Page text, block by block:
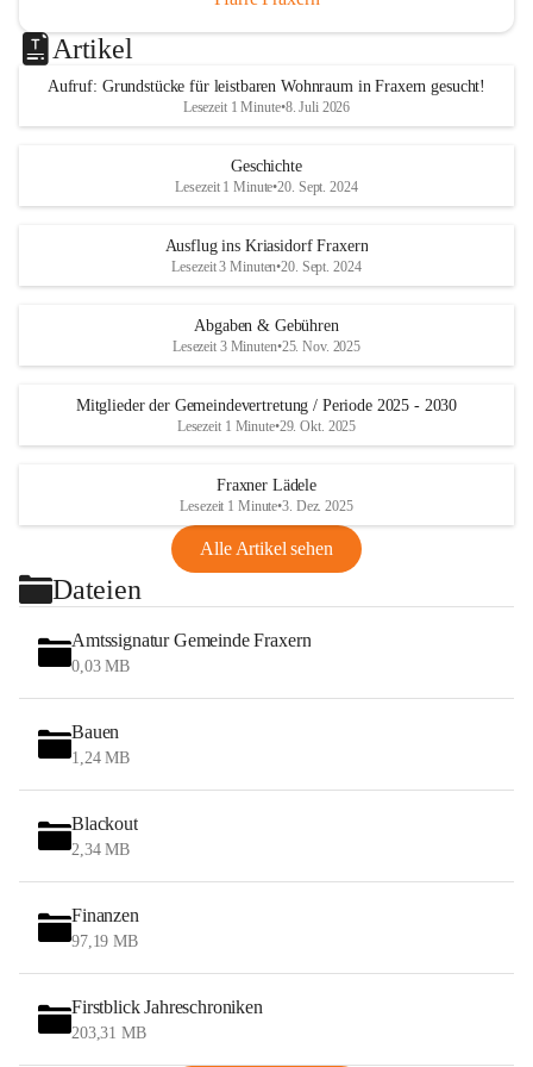
Artikel
Aufruf: Grundstücke für leistbaren Wohnraum in Fraxern gesucht!
Lesezeit 1 Minute•8. Juli 2026
Geschichte
Lesezeit 1 Minute•20. Sept. 2024
Ausflug ins Kriasidorf Fraxern
Lesezeit 3 Minuten•20. Sept. 2024
Abgaben & Gebühren
Lesezeit 3 Minuten•25. Nov. 2025
Mitglieder der Gemeindevertretung / Periode 2025 - 2030
Lesezeit 1 Minute•29. Okt. 2025
Fraxner Lädele
Lesezeit 1 Minute•3. Dez. 2025
Alle Artikel sehen
Dateien
Amtssignatur Gemeinde Fraxern
0,03 MB
Bauen
1,24 MB
Blackout
2,34 MB
Finanzen
97,19 MB
Firstblick Jahreschroniken
203,31 MB